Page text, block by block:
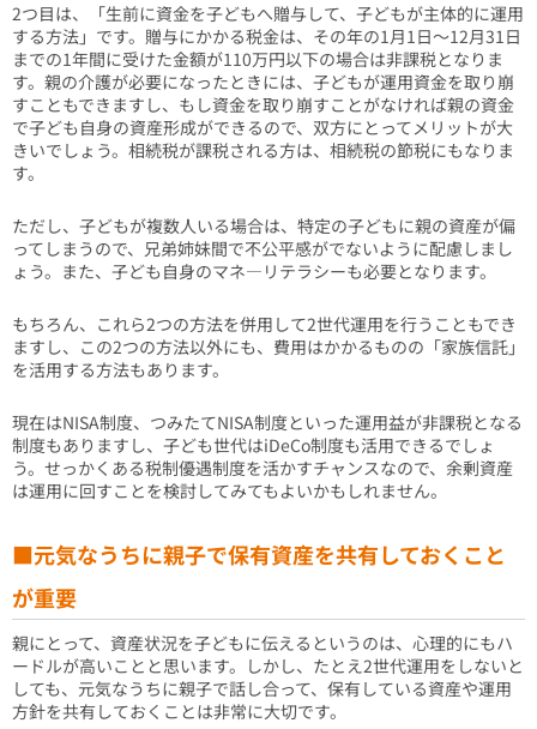
2つ目は、「生前に資金を子どもへ贈与して、子どもが主体的に運用
する方法」です。贈与にかかる税金は、その年の1月1日～12月31日
までの1年間に受けた金額が110万円以下の場合は非課税となりま
す。親の介護が必要になったときには、子どもが運用資金を取り崩
すこともできますし、もし資金を取り崩すことがなければ親の資金
で子ども自身の資産形成ができるので、双方にとってメリットが大
きいでしょう。相続税が課税される方は、相続税の節税にもなりま
す。
ただし、子どもが複数人いる場合は、特定の子どもに親の資産が偏
ってしまうので、兄弟姉妹間で不公平感がでないように配慮しまし
ょう。また、子ども自身のマネ―リテラシーも必要となります。
もちろん、これら2つの方法を併用して2世代運用を行うこともでき
ますし、この2つの方法以外にも、費用はかかるものの「家族信託」
を活用する方法もあります。
現在はNISA制度、つみたてNISA制度といった運用益が非課税となる
制度もありますし、子ども世代はiDeCo制度も活用できるでしょ
う。せっかくある税制優遇制度を活かすチャンスなので、余剰資産
は運用に回すことを検討してみてもよいかもしれません。
■元気なうちに親子で保有資産を共有しておくこと
が重要
親にとって、資産状況を子どもに伝えるというのは、心理的にもハ
ードルが高いことと思います。しかし、たとえ2世代運用をしないと
しても、元気なうちに親子で話し合って、保有している資産や運用
方針を共有しておくことは非常に大切です。